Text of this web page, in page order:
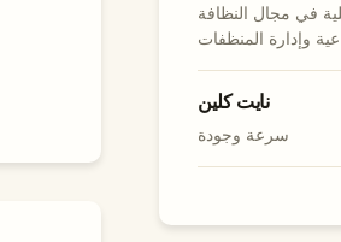
في مجال النظافة
وإدارة المنظفات
نايت كلين
سرعة وجودة